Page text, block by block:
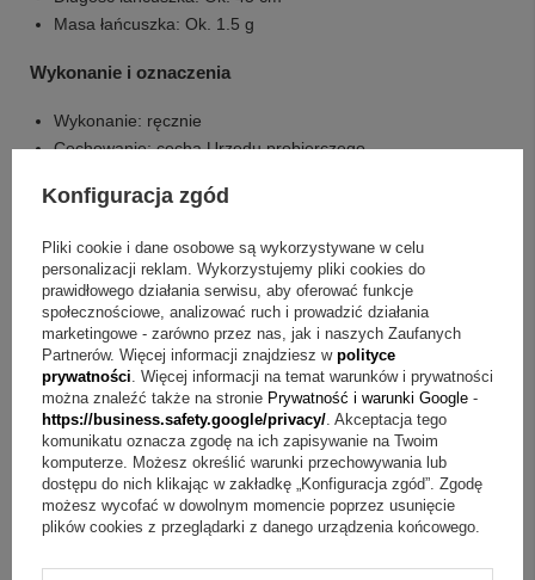
Masa łańcuszka: Ok. 1.5 g
Wykonanie i oznaczenia
Wykonanie: ręcznie
Cechowanie: cecha Urzędu probierczego
Co otrzymujesz w zestawie?
srebrny medalik Matka Boska z Dzieciątkiem
łańcuszek
grawerunek na odwrocie medalika (max. 25 znaków)
tabliczka ze spersonalizowaną dedykacją, grafiką, a nawet
zdjęciem (można także skorzystać z naszych
przykładowych projektów)
ozdobne pudełeczko w kolorze białym
torebka prezentowa
Najczęstsze wątpliwości przy wyborze medalika na
chrzest
Konfiguracja zgód
Pliki cookie i dane osobowe są wykorzystywane w celu
personalizacji reklam. Wykorzystujemy pliki cookies do
prawidłowego działania serwisu, aby oferować funkcje
społecznościowe, analizować ruch i prowadzić działania
marketingowe - zarówno przez nas, jak i naszych Zaufanych
Partnerów. Więcej informacji znajdziesz w polityce
prywatności . Więcej informacji na temat warunków i prywatności
można znaleźć także na stronie Prywatność i warunki Google -
https://business.safety.google/privacy/ . Akceptacja tego
komunikatu oznacza zgodę na ich zapisywanie na Twoim
komputerze. Możesz określić warunki przechowywania lub
dostępu do nich klikając w zakładkę „Konfiguracja zgód”. Zgodę
możesz wycofać w dowolnym momencie poprzez usunięcie
plików cookies z przeglądarki z danego urządzenia końcowego.